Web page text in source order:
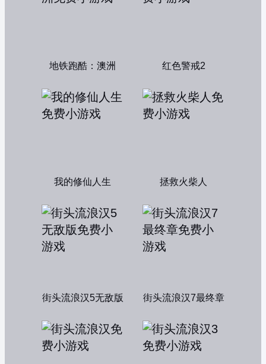
地铁跑酷：澳洲 红色警戒2
我的修仙人生 拯救火柴人
街头流浪汉5无敌版 街头流浪汉7最终章